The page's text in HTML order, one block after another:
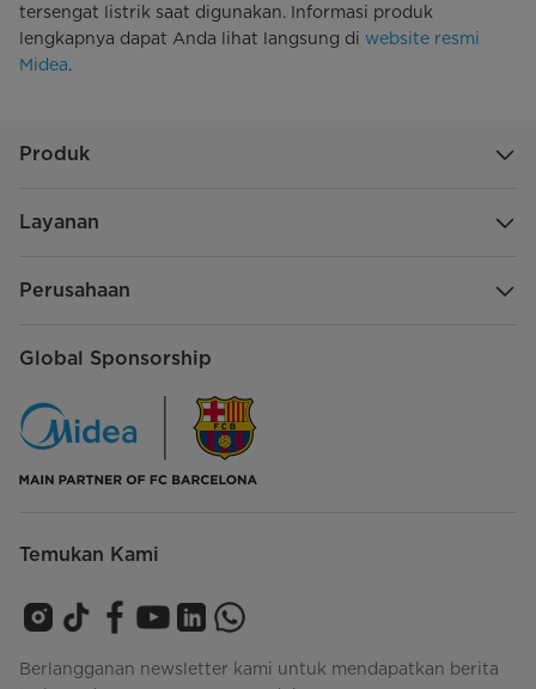
tersengat listrik saat digunakan. Informasi produk
lengkapnya dapat Anda lihat langsung di website resmi
Midea.
Produk
Layanan
Perusahaan
Global Sponsorship
Temukan Kami
Berlangganan newsletter kami untuk mendapatkan berita